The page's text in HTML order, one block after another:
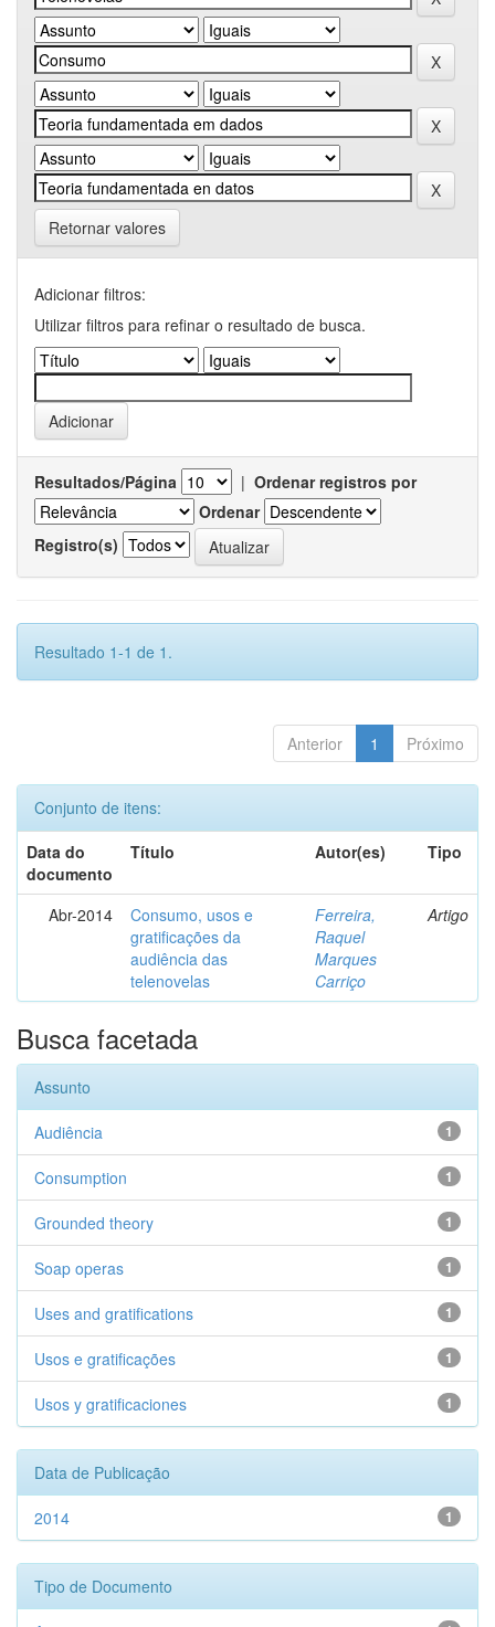
Retornar valores
Adicionar filtros:
Utilizar filtros para refinar o resultado de busca.
Resultados/Página | Ordenar registros por
Ordenar
Registro(s)
Resultado 1-1 de 1.
Anterior 1 Próximo
Conjunto de itens:
Data do
documento
Título Autor(es) Tipo
Abr-2014
Consumo, usos e
gratificações da
audiência das
telenovelas
Ferreira,
Raquel
Marques
Carriço
Artigo
Busca facetada
Assunto
1
Audiência
1
Consumption
1
Grounded theory
1
Soap operas
1
Uses and gratifications
1
Usos e gratificações
1
Usos y gratificaciones
Data de Publicação
1
2014
Tipo de Documento